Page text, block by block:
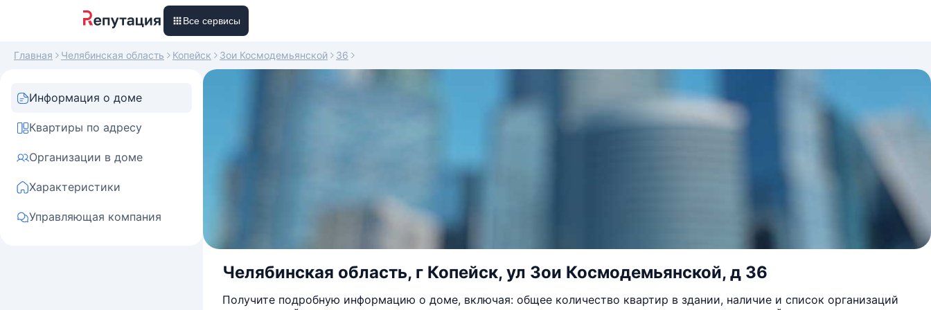
Все сервисы
Главная Челябинская область Копейск Зои Космодемьянской 36
Информация о доме
Квартиры по адресу
Организации в доме
Характеристики
Управляющая компания
Челябинская область, г Копейск, ул Зои Космодемьянской, д 36
Получите подробную информацию о доме, включая: общее количество квартир в здании, наличие и список организаций